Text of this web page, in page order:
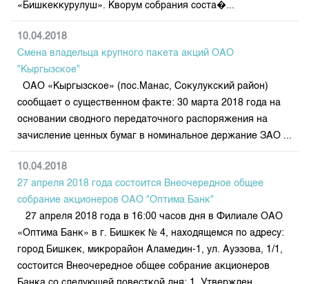
«Бишкеккурулуш». Кворум собрания соста�...
10.04.2018
Смена владельца крупного пакета акций ОАО
"Кыргызское"
ОАО «Кыргызское» (пос.Манас, Сокулукский район)
сообщает о существенном факте: 30 марта 2018 года на
основании сводного передаточного распоряжения на
зачисление ценных бумаг в номинальное держание ЗАО ...
10.04.2018
27 апреля 2018 года состоится Внеочередное общее
собрание акционеров ОАО "Оптима Банк"
27 апреля 2018 года в 16:00 часов дня в Филиале ОАО
«Оптима Банк» в г. Бишкек № 4, находящемся по адресу:
город Бишкек, микрорайон Аламедин-1, ул. Ауэзова, 1/1,
состоится Внеочередное общее собрание акционеров